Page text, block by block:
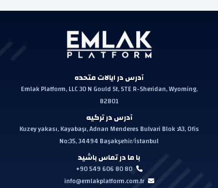
آدرس در ایالات متحده
Emlak Platform, LLC 30 N Gould St, STE R-Sheridan, Wyoming,
82801
آدرس در ترکیه
Kuzey yakası, Kayabaşı, Adnan Menderes Bulvari Blok :A3, Ofis
No:35, 34494 Başakşehir/İstanbul
با ما در تماس باشید
+90 549 606 80 80
info@emlakplatform.com.tr